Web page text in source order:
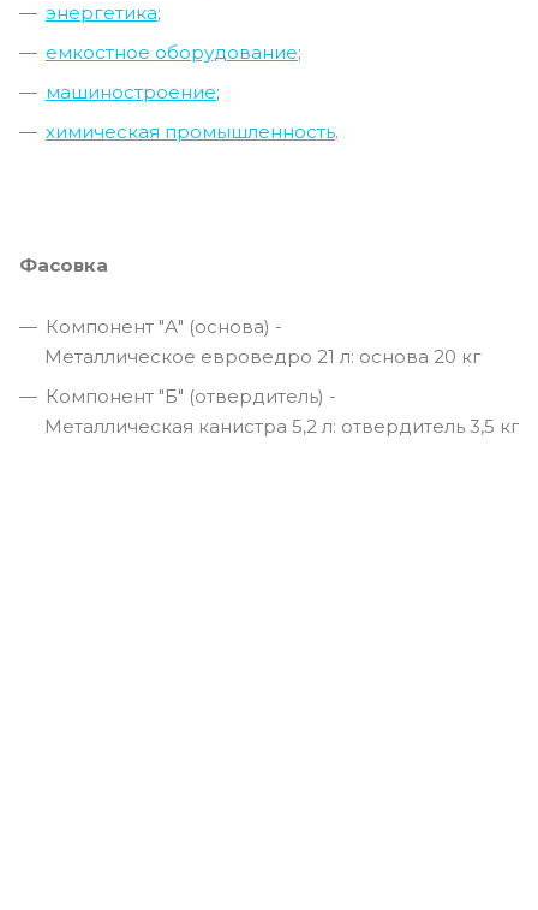
энергетика;
емкостное оборудование;
машиностроение;
химическая промышленность.
Фасовка
Компонент "А" (основа) -
Металлическое евроведро 21 л: основа 20 кг
Компонент "Б" (отвердитель) -
Металлическая канистра 5,2 л: отвердитель 3,5 кг